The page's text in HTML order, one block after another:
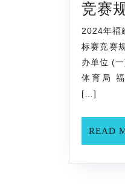
竞赛
2024年福
标赛竞赛
办单位 (
体育局
[…]
READ